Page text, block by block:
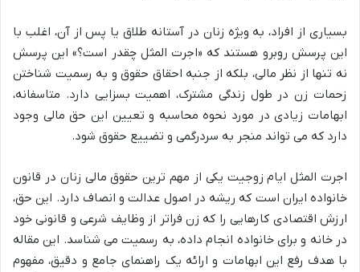
بسیاری از افراد، به ویژه زنان در آستانه طلاق یا پس از آن، اغلب با
این پرسش روبرو هستند که «اجرت المثل چقدر است؟» این پرسش
نه تنها از نظر مالی، بلکه از جنبه احقاق حقوق و به رسمیت شناختن
زحمات زن در طول زندگی مشترک، اهمیت بسزایی دارد. متاسفانه،
ابهامات زیادی در مورد نحوه محاسبه و تعیین این حق مالی وجود
دارد که می تواند منجر به سردرگمی و تضییع حقوق شود.
اجرت المثل ایام زوجیت یکی از مهم ترین حقوق مالی زنان در قانون
خانواده ایران است که ریشه در اصول عدالت و انصاف دارد. این حق،
ارزش اقتصادی کارهایی را که زن فراتر از وظایف شرعی و قانونی خود
در خانه و برای خانواده انجام داده، به رسمیت می شناسد. این مقاله
با هدف رفع این ابهامات و ارائه یک راهنمای جامع و دقیق، مفهوم